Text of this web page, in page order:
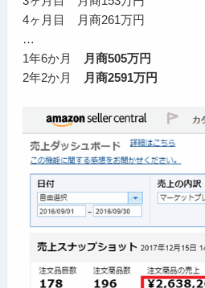
4ヶ月目 月商261万円
…
1年6か月
月商505万円
2年2か月
月商2591万円